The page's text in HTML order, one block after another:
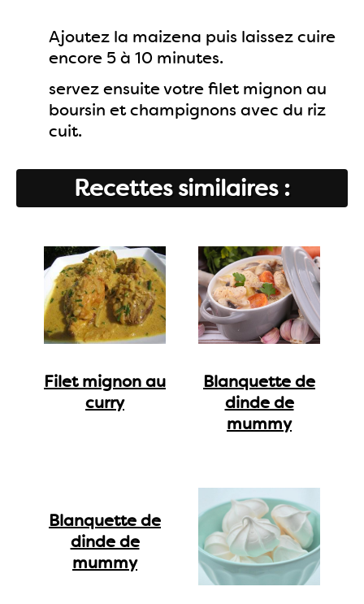
Ajoutez la maizena puis laissez cuire
encore 5 à 10 minutes.
servez ensuite votre filet mignon au
boursin et champignons avec du riz
cuit.
Recettes similaires :
Filet mignon au
curry
Blanquette de
dinde de
mummy
Blanquette de
dinde de
mummy